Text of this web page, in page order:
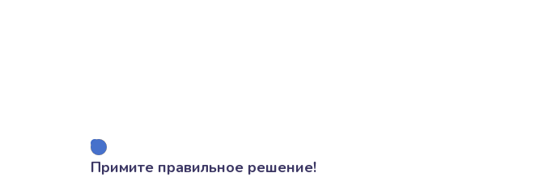
Примите правильное решение!